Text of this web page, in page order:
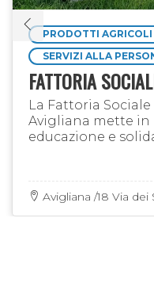
PRODOTTI AGRICOLI
SERVIZI ALLA
FATTORIA
La Fattoria
Avigliana mette in
educazione e
Avigliana /18